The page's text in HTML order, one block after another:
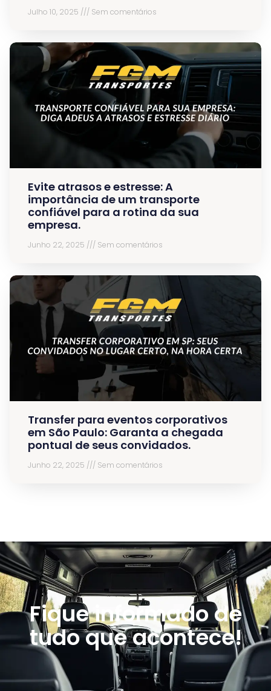
Julho 10, 2025 Sem comentários
Evite atrasos e estresse: A
importância de um transporte
confiável para a rotina da sua
empresa.
Junho 22, 2025 Sem comentários
Transfer para eventos corporativos
em São Paulo: Garanta a chegada
pontual de seus convidados.
Junho 22, 2025 Sem comentários
Fique informado de
tudo que acontece!